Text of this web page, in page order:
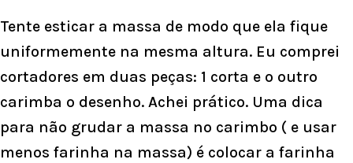
Tente esticar a massa de modo que ela fique
uniformemente na mesma altura. Eu comprei
cortadores em duas peças: 1 corta e o outro
carimba o desenho. Achei prático. Uma dica
para não grudar a massa no carimbo ( e usar
menos farinha na massa) é colocar a farinha